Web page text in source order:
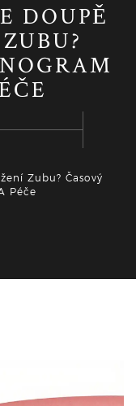
DOUPĚ
Zubu? Časový
Péče